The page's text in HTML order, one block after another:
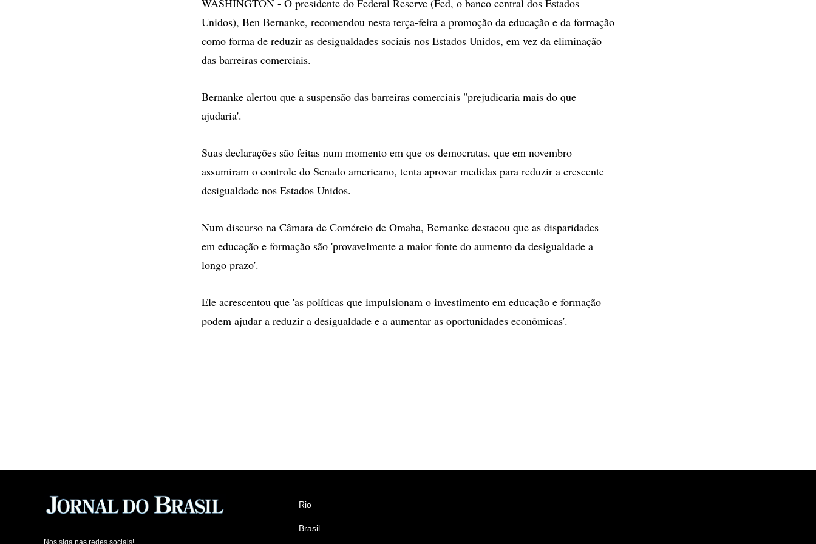
WASHINGTON - O presidente do Federal Reserve (Fed, o banco central dos Estados
Unidos), Ben Bernanke, recomendou nesta terça-feira a promoção da educação e da formação
como forma de reduzir as desigualdades sociais nos Estados Unidos, em vez da eliminação
das barreiras comerciais.
Bernanke alertou que a suspensão das barreiras comerciais "prejudicaria mais do que
ajudaria'.
Suas declarações são feitas num momento em que os democratas, que em novembro
assumiram o controle do Senado americano, tenta aprovar medidas para reduzir a crescente
desigualdade nos Estados Unidos.
Num discurso na Câmara de Comércio de Omaha, Bernanke destacou que as disparidades
em educação e formação são 'provavelmente a maior fonte do aumento da desigualdade a
longo prazo'.
Ele acrescentou que 'as políticas que impulsionam o investimento em educação e formação
podem ajudar a reduzir a desigualdade e a aumentar as oportunidades econômicas'.
Rio
Brasil